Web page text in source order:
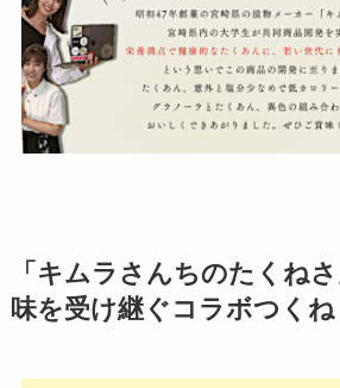
「キムラさんちのたくね
味を受け継ぐコラボつくね